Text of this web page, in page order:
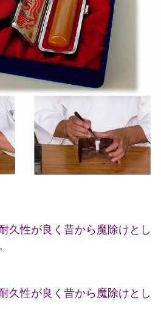
久性が良く昔から魔除けとし
久性が良く昔から魔除けとし